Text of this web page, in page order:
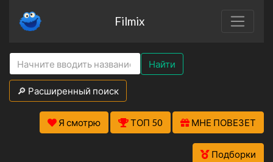
Filmix
Найти
🔎 Расширенный поиск
Я смотрю ТОП 50 МНЕ ПОВЕЗЕТ
Подборки